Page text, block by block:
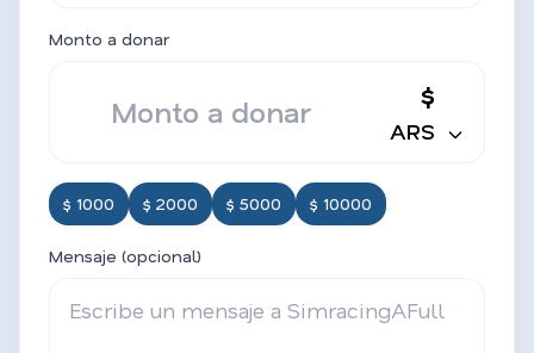
Monto a donar
$
ARS
$ 1000 $ 2000 $ 5000 $ 10000
Mensaje (opcional)